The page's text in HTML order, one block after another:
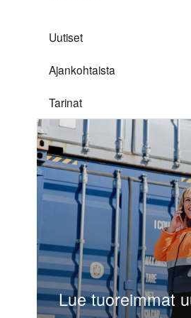
link menu
Raportointi,
valvonta ja
riskienhallinta
Tilintarkastus
Yhtiöjärjestys
Tiedonantopolitiikka
Hallitus &
Johtoryhmä
Uutiset
Ajankohtaista
Tarinat
Lue tuoreimmat